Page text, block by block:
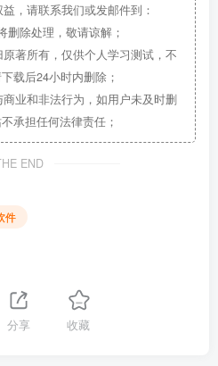
，请联系我们或发邮件到：
删除处理，敬请谅解；
著所有，仅供个人学习测试，不
载后24小时内删除；
业和非法行为，如用户未及时删
承担任何法律责任；
END
件
分享 收藏